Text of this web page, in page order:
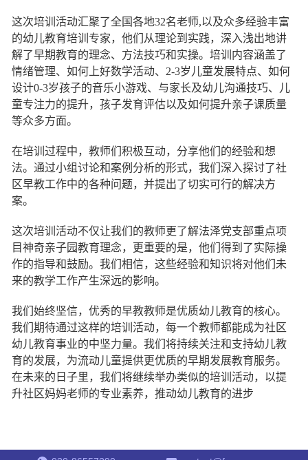
这次培训活动汇聚了全国各地32名老师,以及众多经验丰富
的幼儿教育培训专家，他们从理论到实践，深入浅出地讲
解了早期教育的理念、方法技巧和实操。培训内容涵盖了
情绪管理、如何上好数学活动、2-3岁儿童发展特点、如何
设计0-3岁孩子的音乐小游戏、与家长及幼儿沟通技巧、儿
童专注力的提升，孩子发育评估以及如何提升亲子课质量
等众多方面。
在培训过程中，教师们积极互动，分享他们的经验和想
法。通过小组讨论和案例分析的形式，我们深入探讨了社
区早教工作中的各种问题，并提出了切实可行的解决方
案。
这次培训活动不仅让我们的教师更了解法泽党支部重点项
目神奇亲子园教育理念，更重要的是，他们得到了实际操
作的指导和鼓励。我们相信，这些经验和知识将对他们未
来的教学工作产生深远的影响。
我们始终坚信，优秀的早教教师是优质幼儿教育的核心。
我们期待通过这样的培训活动，每一个教师都能成为社区
幼儿教育事业的中坚力量。我们将持续关注和支持幼儿教
育的发展，为流动儿童提供更优质的早期发展教育服务。
在未来的日子里，我们将继续举办类似的培训活动，以提
升社区妈妈老师的专业素养，推动幼儿教育的进步